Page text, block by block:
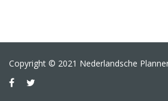
Copyright © 2021 Nederlandsche